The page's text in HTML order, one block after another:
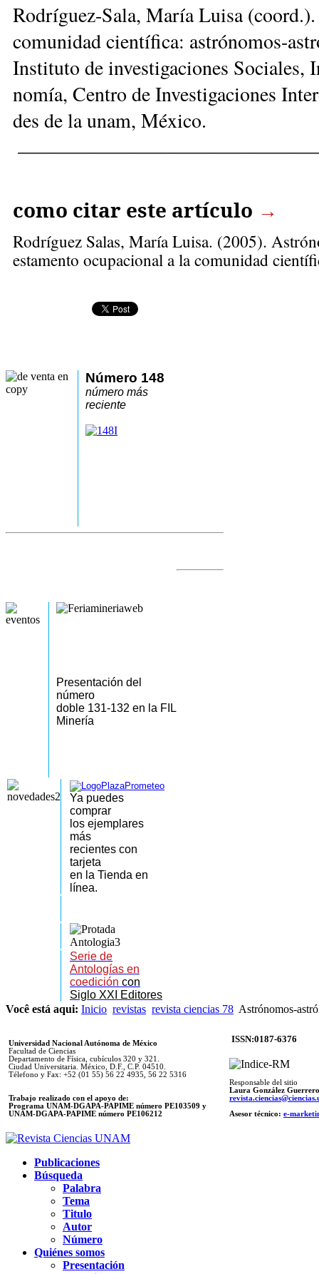
Ro­drí­guez-Sa­la, Ma­ría Lui­sa
co­mu­ni­dad cien­tí­fi­ca: as­tró­no­mos-
Ins­ti­tuto de in­ves­ti­ga­cio­nes
no­mía, Cen­tro de In­ves­ti­ga­cio­nes
des de la unam, Mé­xi­co.
como citar este artículo →
Rodríguez Salas, María Luisa. (2005).
estamento ocupacional a la comunidad
Número 148
número más
reciente
Presentación del
número
doble 131-132 en la FIL
Minería
Ya puedes
comprar
los ejemplares
más
recientes con
tarjeta
en la Tienda en
línea.
Serie de
Antologías en
coedición con
Siglo XXI Editores
Você está aqui: Inicio revistas revista ciencias 78 As­tró­no­mos-
Universidad Nacional Autónoma de México
Facultad de Ciencias
Departamento de Física, cubículos 320 y 321.
Ciudad Universitaria. México, D.F., C.P. 04510.
Télefono y Fax: +52 (01 55) 56 22 4935, 56 22 5316
Trabajo realizado con el apoyo de:
Programa UNAM-DGAPA-PAPIME número PE103509 y
UNAM-DGAPA-PAPIME número PE106212
ISSN:0187-6376
Responsable del sitio
Laura González Guerrero
Asesor técnico: e-
Publicaciones
Búsqueda
Palabra
Tema
Titulo
Autor
Número
Quiénes somos
Presentación